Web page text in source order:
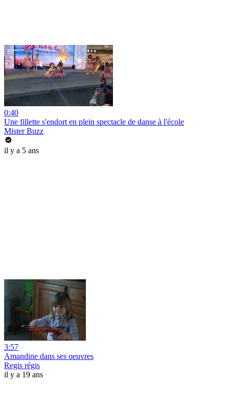
0:40
Une fillette s'endort en plein spectacle de danse à l'école
Mister Buzz
il y a 5 ans
3:57
Amandine dans ses oeuvres
Regis régis
il y a 19 ans